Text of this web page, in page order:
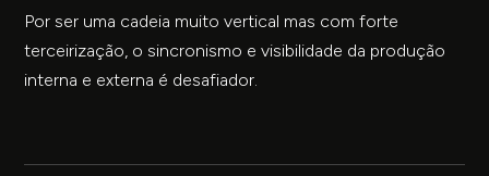
Por ser uma cadeia muito vertical mas com forte
terceirização, o sincronismo e visibilidade da produção
interna e externa é desafiador.